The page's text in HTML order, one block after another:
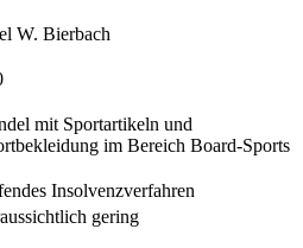
W. Bierbach
mit Sportartikeln und
im Bereich Board-Sports
Insolvenzverfahren
gering